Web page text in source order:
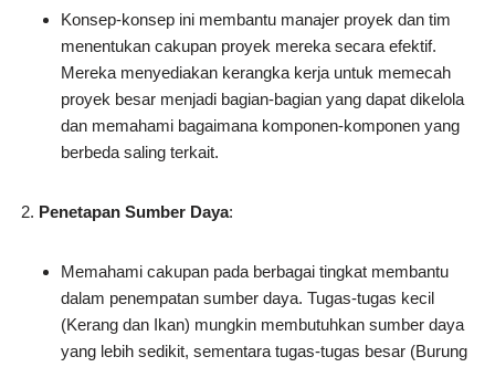
Konsep-konsep ini membantu manajer proyek dan tim
menentukan cakupan proyek mereka secara efektif.
Mereka menyediakan kerangka kerja untuk memecah
proyek besar menjadi bagian-bagian yang dapat dikelola
dan memahami bagaimana komponen-komponen yang
berbeda saling terkait.
Penetapan Sumber Daya:
Memahami cakupan pada berbagai tingkat membantu
dalam penempatan sumber daya. Tugas-tugas kecil
(Kerang dan Ikan) mungkin membutuhkan sumber daya
yang lebih sedikit, sementara tugas-tugas besar (Burung